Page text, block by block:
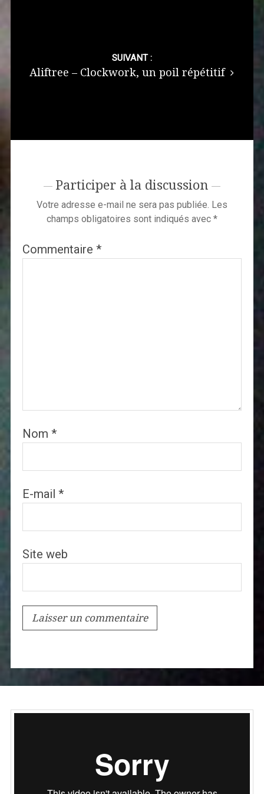
SUIVANT :
Aliftree – Clockwork, un poil répétitif
Participer à la discussion
Votre adresse e-mail ne sera pas publiée. Les
champs obligatoires sont indiqués avec *
Commentaire *
Nom *
E-mail *
Site web